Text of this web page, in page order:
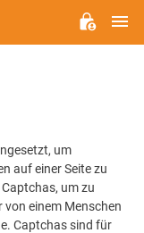
um
auf einer Seite zu
um zu
von einem Menschen
Captchas sind für